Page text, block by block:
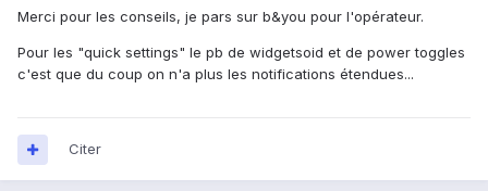
Merci pour les conseils, je pars sur b&you pour l'opérateur.
Pour les "quick settings" le pb de widgetsoid et de power toggles
c'est que du coup on n'a plus les notifications étendues...
Citer